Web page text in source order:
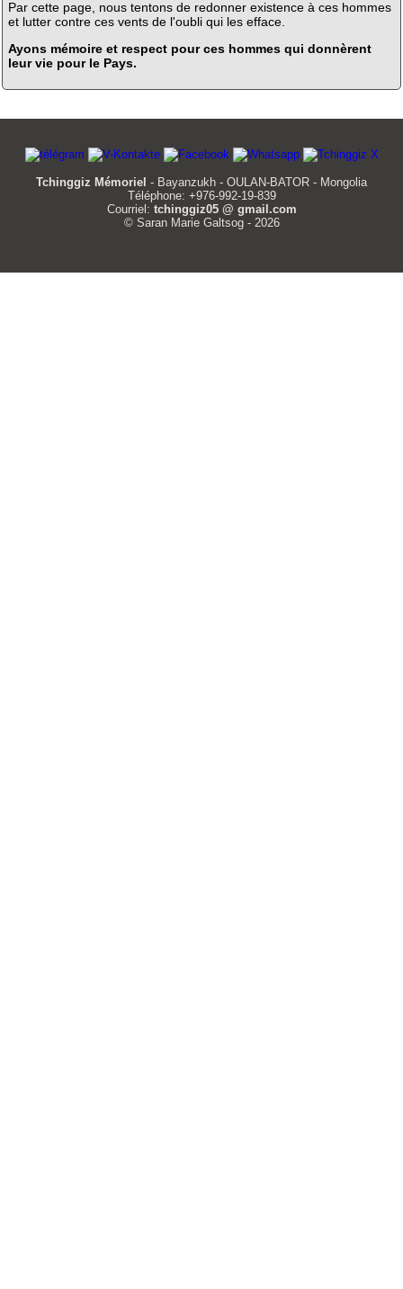
Par cette page, nous tentons de redonner existence à ces hommes
et lutter contre ces vents de l'oubli qui les efface.
Ayons mémoire et respect pour ces hommes qui donnèrent
leur vie pour le Pays.
Tchinggiz Mémoriel - Bayanzukh - OULAN-BATOR - Mongolia
Téléphone: +976-992-19-839
Courriel: tchinggiz05 @ gmail.com
© Saran Marie Galtsog - 2026